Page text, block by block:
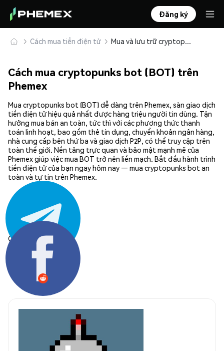
Đăng ký
Cách mua tiền điện tử Mua và lưu trữ cryptopunks bot (BOT) an toàn
Cách mua cryptopunks bot (BOT) trên
Phemex
Mua cryptopunks bot (BOT) dễ dàng trên Phemex, sàn giao dịch
tiền điện tử hiệu quả nhất được hàng triệu người tin dùng. Tận
hưởng mua bán an toàn, tức thì với các phương thức thanh
toán linh hoạt, bao gồm thẻ tín dụng, chuyển khoản ngân hàng,
nhà cung cấp bên thứ ba và giao dịch P2P, có thể truy cập trên
toàn thế giới. Nền tảng trực quan và bảo mật mạnh mẽ của
Phemex giúp việc mua BOT trở nên liền mạch. Bắt đầu hành trình
tiền điện tử của bạn ngay hôm nay — mua cryptopunks bot an
toàn và tự tin trên Phemex.
Chia sẻ: